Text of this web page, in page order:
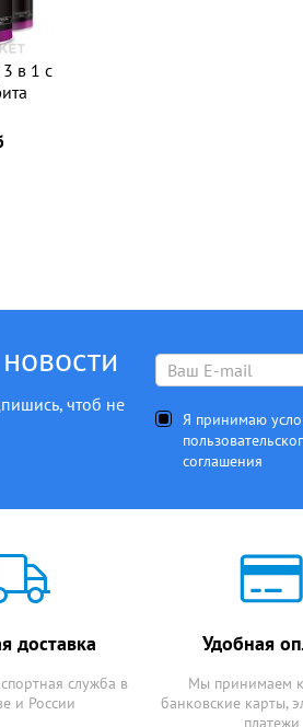
в 1 с
чтоб не
Я принимаю
соглашения
доставка
служба в
и России
Удобная
Мы принимаем
банковские карты,
платежи